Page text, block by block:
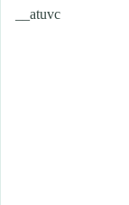
__atuvc